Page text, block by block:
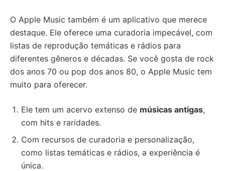
O Apple Music também é um aplicativo que merece
destaque. Ele oferece uma curadoria impecável, com
listas de reprodução temáticas e rádios para
diferentes gêneros e décadas. Se você gosta de rock
dos anos 70 ou pop dos anos 80, o Apple Music tem
muito para oferecer.
Ele tem um acervo extenso de músicas antigas,
com hits e raridades.
Com recursos de curadoria e personalização,
como listas temáticas e rádios, a experiência é
única.